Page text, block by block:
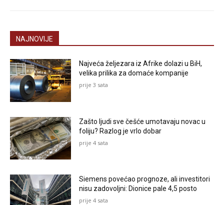
NAJNOVIJE
Najveća željezara iz Afrike dolazi u BiH,
velika prilika za domaće kompanije
prije 3 sata
Zašto ljudi sve češće umotavaju novac u
foliju? Razlog je vrlo dobar
prije 4 sata
Siemens povećao prognoze, ali investitori
nisu zadovoljni: Dionice pale 4,5 posto
prije 4 sata